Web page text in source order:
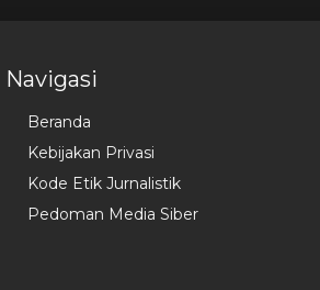
Navigasi
Beranda
Kebijakan Privasi
Kode Etik Jurnalistik
Pedoman Media Siber